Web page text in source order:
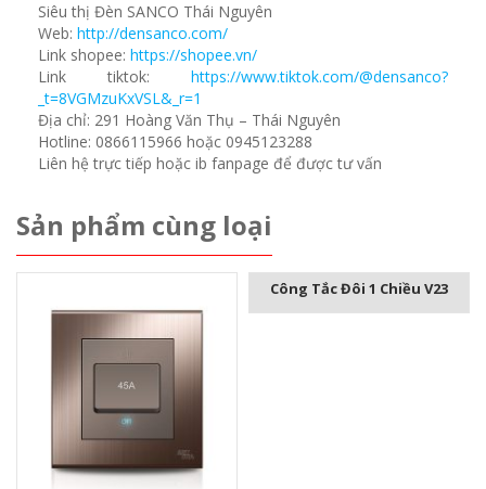
Siêu thị Đèn SANCO Thái Nguyên
Web: http://densanco.com/
Link shopee: https://shopee.vn/
Link tiktok: https://www.tiktok.com/@densanco?
_t=8VGMzuKxVSL&_r=1
Địa chỉ: 291 Hoàng Văn Thụ – Thái Nguyên
Hotline: 0866115966 hoặc 0945123288
Liên hệ trực tiếp hoặc ib fanpage để được tư vấn
Sản phẩm cùng loại
Công Tắc Đôi 1 Chiều V23